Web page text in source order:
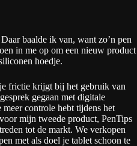
baalde ik van, want zo’n pen
in me op om een nieuw product
hoedje.
frictie krijgt bij het gebruik van
gegaan met digitale
controle hebt tijdens het
mijn tweede product, PenTips
tot de markt. We verkopen
met als doel je tablet schoon te